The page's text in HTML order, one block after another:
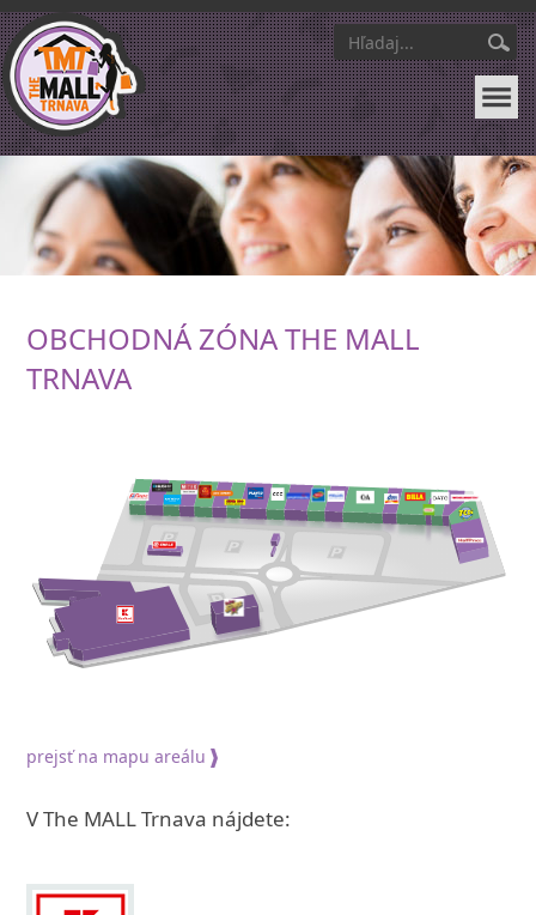
OBCHODNÁ ZÓNA THE MALL
TRNAVA
prejsť na mapu areálu
V The MALL Trnava nájdete: